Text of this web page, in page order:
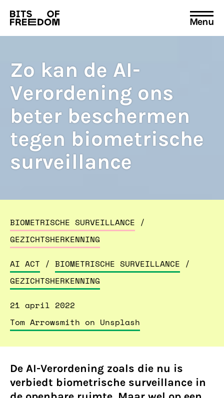
Search
for:
Menu
Zo kan de AI-
Verordening ons
beter beschermen
tegen biometrische
surveillance
BIOMETRISCHE SURVEILLANCE /
GEZICHTSHERKENNING
AI ACT / BIOMETRISCHE SURVEILLANCE /
GEZICHTSHERKENNING
21 april 2022
Tom Arrowsmith on Unsplash
De AI-Verordening zoals die nu is
verbiedt biometrische surveillance in